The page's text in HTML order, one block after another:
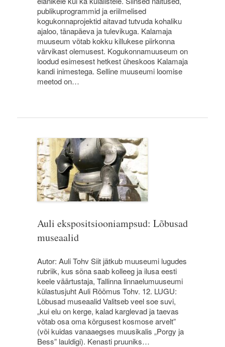
publikuprogrammid ja eriilmelised
kogukonnaprojektid aitavad tutvuda kohaliku
ajaloo, tänapäeva ja tulevikuga. Kalamaja
muuseum võtab kokku killukese piirkonna
värvikast olemusest. Kogukonnamuuseum on
loodud esimesest hetkest üheskoos Kalamaja
kandi inimestega. Selline muuseumi loomise
meetod on…
Auli ekspositsiooniampsud: Lõbusad
museaalid
Autor: Auli Tohv Siit jätkub muuseumi lugudes
rubriik, kus sõna saab kolleeg ja ilusa eesti
keele väärtustaja, Tallinna linnaelumuuseumi
külastusjuht Auli Rõõmus Tohv. 12. LUGU:
Lõbusad museaalid Valitseb veel soe suvi,
„kui elu on kerge, kalad karglevad ja taevas
võtab osa oma kõrgusest kosmose arvelt”
(või kuidas vanaaegses muusikalis „Porgy ja
Bess” lauldigi). Kenasti pruuniks…